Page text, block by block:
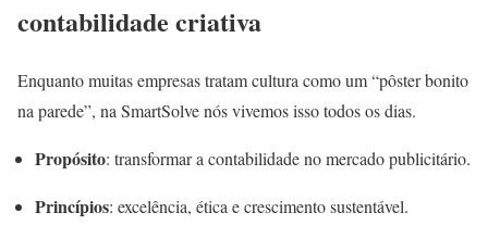
contabilidade criativa
Enquanto muitas empresas tratam cultura como um “pôster bonito
na parede”, na SmartSolve nós vivemos isso todos os dias.
Propósito: transformar a contabilidade no mercado publicitário.
Princípios: excelência, ética e crescimento sustentável.